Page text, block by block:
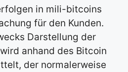
in mili-bitcoins
für den Kunden.
Darstellung der
anhand des Bitcoin
der normalerweise